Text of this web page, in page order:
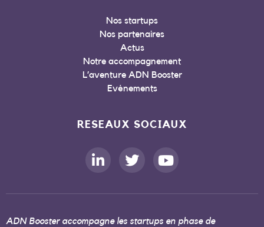
Nos startups
Nos partenaires
Actus
Notre accompagnement
L’aventure ADN Booster
Evénements
RESEAUX SOCIAUX
ADN Booster accompagne les startups en phase de